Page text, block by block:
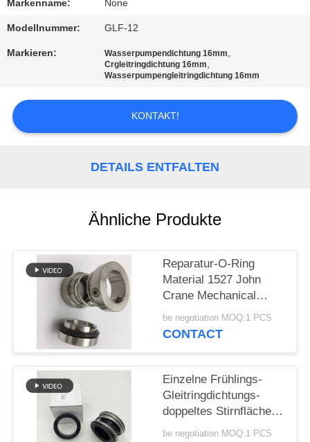
MIT
UNS
IN
VERBINDUNG
FORDERN
SIE
PRIVACY
POLICY
Markenname: None
Modellnummer: GLF-12
Markieren: Wasserpumpendichtung 16mm,
Crgleitringdichtung 16mm,
Wasserpumpengleitringdichtung 16mm
KONTAKT!
DETAILS ENTFALTEN
Ähnliche Produkte
Reparatur-O-Ring
Material 1527 John
Crane Mechanical
Seals SS304
be negotiation MOQ:1 PCS
CONTACT
Einzelne Frühlings-
Gleitringdichtungs-
doppeltes Stirnfläche-
Gummi-Gebrüll
be negotiation MOQ:1 PCS